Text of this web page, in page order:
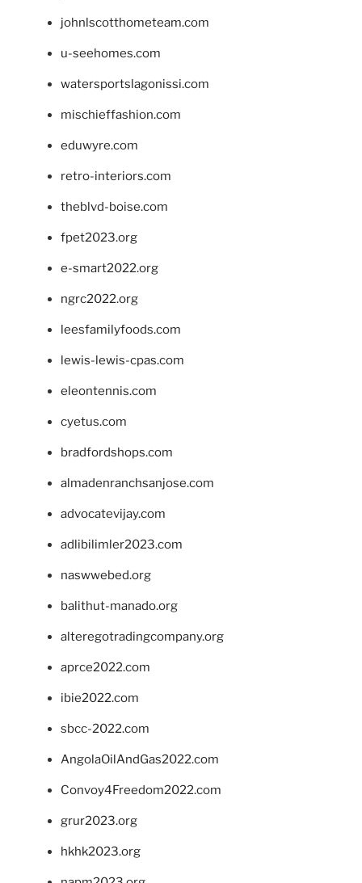
johnlscotthometeam.com
u-seehomes.com
watersportslagonissi.com
mischieffashion.com
eduwyre.com
retro-interiors.com
theblvd-boise.com
fpet2023.org
e-smart2022.org
ngrc2022.org
leesfamilyfoods.com
lewis-lewis-cpas.com
eleontennis.com
cyetus.com
bradfordshops.com
almadenranchsanjose.com
advocatevijay.com
adlibilimler2023.com
naswwebed.org
balithut-manado.org
alteregotradingcompany.org
aprce2022.com
ibie2022.com
sbcc-2022.com
AngolaOilAndGas2022.com
Convoy4Freedom2022.com
grur2023.org
hkhk2023.org